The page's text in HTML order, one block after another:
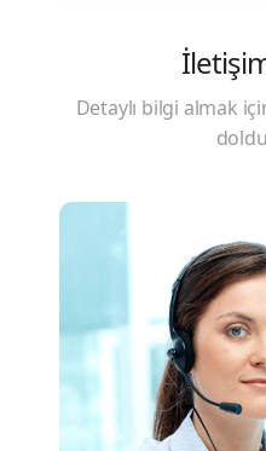
Detaylı bilgi almak